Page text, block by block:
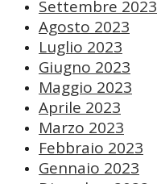
Settembre 2023
Agosto 2023
Luglio 2023
Giugno 2023
Maggio 2023
Aprile 2023
Marzo 2023
Febbraio 2023
Gennaio 2023